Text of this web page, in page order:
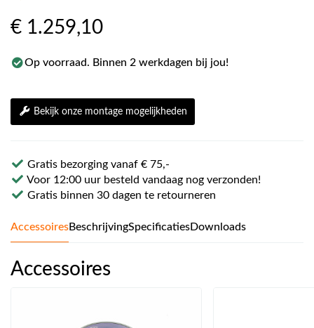
€ 1.259,10
Op voorraad. Binnen 2 werkdagen bij jou!
Bekijk onze montage mogelijkheden
Gratis bezorging vanaf € 75,-
Voor 12:00 uur besteld vandaag nog verzonden!
Gratis binnen 30 dagen te retourneren
AccessoiresBeschrijvingSpecificatiesDownloads
Accessoires